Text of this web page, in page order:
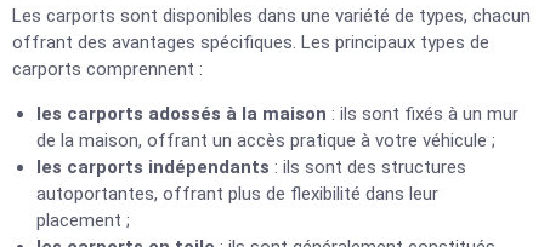
Les carports sont disponibles dans une variété de types, chacun
offrant des avantages spécifiques. Les principaux types de
carports comprennent :
les carports adossés à la maison : ils sont fixés à un mur
de la maison, offrant un accès pratique à votre véhicule ;
les carports indépendants : ils sont des structures
autoportantes, offrant plus de flexibilité dans leur
placement ;